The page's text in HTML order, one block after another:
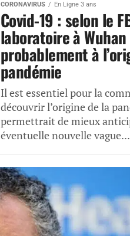
CORONAVIRUS En Ligne 3 ans
Covid-19 : selon le
laboratoire à
probablement à
pandémie
Il est essentiel pour la
découvrir l’origine de la
permettrait de mieux
éventuelle nouvelle vague...